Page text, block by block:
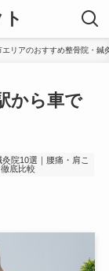
エリアのおすすめ整骨院・
から車で
院10選｜腰痛・肩こ
底比較